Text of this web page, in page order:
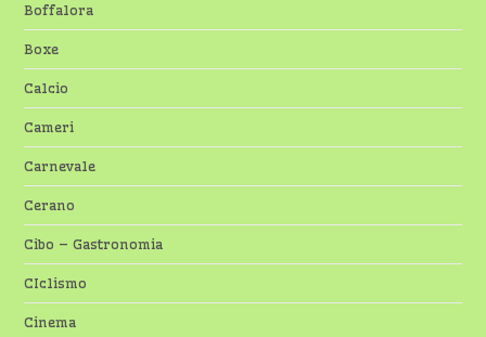
Boffalora
Boxe
Calcio
Cameri
Carnevale
Cerano
Cibo – Gastronomia
CIclismo
Cinema